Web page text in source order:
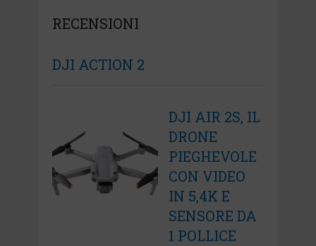
RECENSIONI
DJI ACTION 2
DJI AIR 2S, IL
DRONE
PIEGHEVOLE
CON VIDEO
IN 5,4K E
SENSORE DA
1 POLLICE